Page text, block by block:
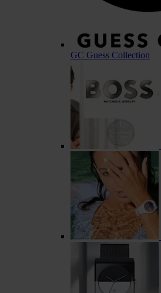
GC Guess Collection